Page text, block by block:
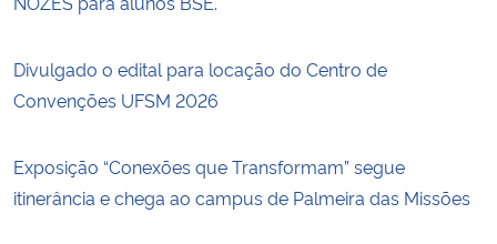
Divulgado o edital para locação do Centro de
Convenções UFSM 2026
Exposição “Conexões que Transformam” segue
itinerância e chega ao campus de Palmeira das Missões